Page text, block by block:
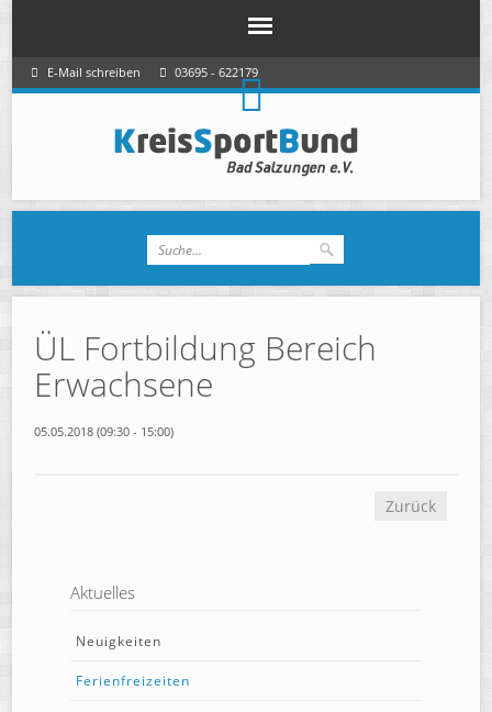
E-Mail schreiben 03695 - 622179
ÜL Fortbildung Bereich
Erwachsene
05.05.2018 (09:30 - 15:00)
Zurück
Aktuelles
Neuigkeiten
Ferienfreizeiten